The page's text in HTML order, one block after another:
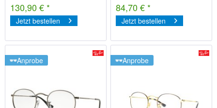
130,90 € *
Jetzt bestellen
84,70 € *
Jetzt bestellen
Anprobe Anprobe